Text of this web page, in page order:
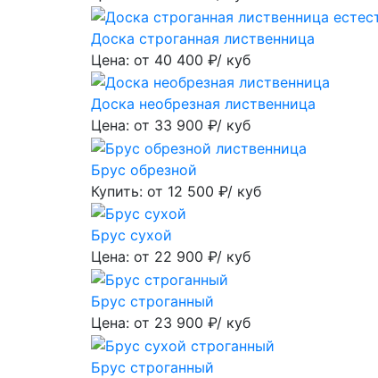
Доска строганная лиственница
Цена: от 40 400 ₽/ куб
Доска необрезная лиственница
Цена: от 33 900 ₽/ куб
Брус обрезной
Купить: от 12 500 ₽/ куб
Брус сухой
Цена: от 22 900 ₽/ куб
Брус строганный
Цена: от 23 900 ₽/ куб
Брус строганный